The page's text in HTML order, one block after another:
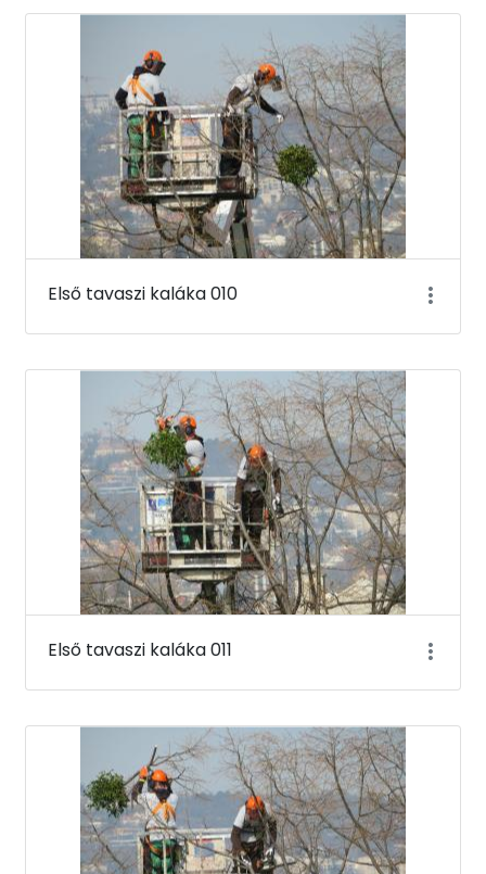
Első tavaszi kaláka 010
Első tavaszi kaláka 011